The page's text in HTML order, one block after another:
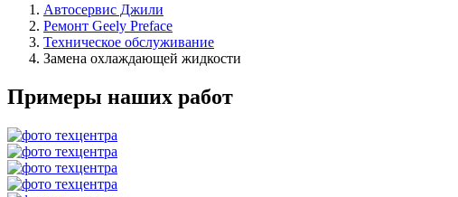
Автосервис Джили
Ремонт Geely Preface
Техническое обслуживание
Замена охлаждающей жидкости
Примеры наших работ